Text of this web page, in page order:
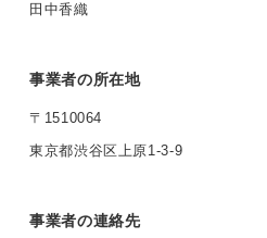
田中香織
事業者の所在地
〒1510064
東京都渋谷区上原1-3-9
事業者の連絡先